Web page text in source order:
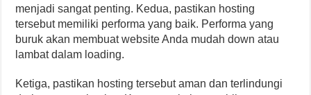
menjadi sangat penting. Kedua, pastikan hosting
tersebut memiliki performa yang baik. Performa yang
buruk akan membuat website Anda mudah down atau
lambat dalam loading.
Ketiga, pastikan hosting tersebut aman dan terlindungi